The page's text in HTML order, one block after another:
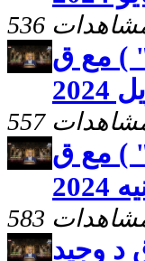
مشاهدات
( البشارة على الملأ " طبيعة الله 2" ) مع ق
مشاهدات
( البشارة على الملأ " طبيعة الله 8" ) مع ق
مشاهدات
الملأ الحلقة 16 ) مع ق د وجيد